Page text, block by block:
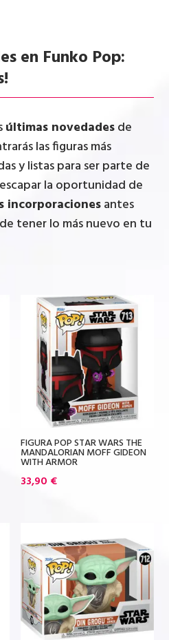
en Funko Pop:
últimas novedadesde
las figuras más
y listas para ser parte de
la oportunidad de
incorporacionesantes
tener lo más nuevo en tu
FIGURA POP STAR WARS THE
MANDALORIAN MOFF GIDEON
WITH ARMOR
33,90 €